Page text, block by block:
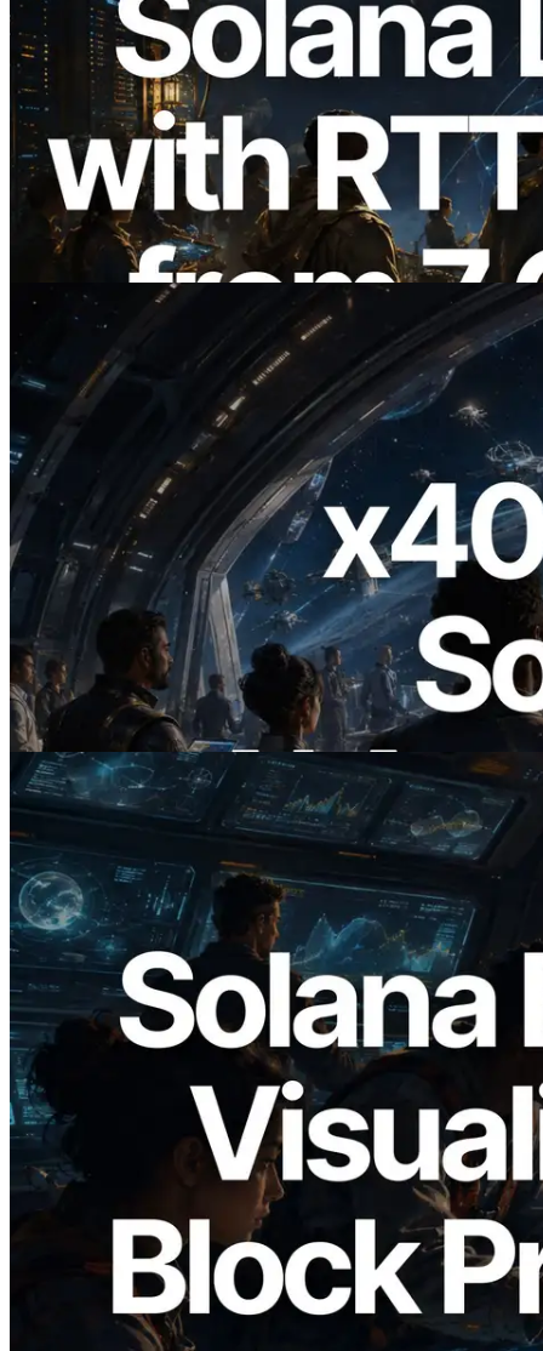
2026.08.05
ERPC mở rộng Solana Leader Slot API
với phép đo ping từ 7 khu vực toàn cầu —
Validators Information API cũng chính
thức ra mắt
Đọc bài viết này
2026.07.04
ERPC ra mắt Solana RPC hỗ trợ x402 —
Mở ra thời đại AI Agent trả tiền theo nhu
cầu cho API cần dùng
Đọc bài viết này
2026.05.24
Validators Solutions ra mắt Solana Block
Analyzer — Trực quan hóa thời gian tạo
block và validator phụ trách theo từng
slot
Đọc bài viết này